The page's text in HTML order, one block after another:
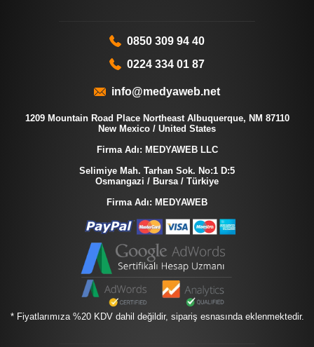
0850 309 94 40
0224 334 01 87
info@medyaweb.net
1209 Mountain Road Place Northeast Albuquerque, NM 87110
New Mexico / United States
Firma Adı: MEDYAWEB LLC
Selimiye Mah. Tarhan Sok. No:1 D:5
Osmangazi / Bursa / Türkiye
Firma Adı: MEDYAWEB
* Fiyatlarımıza %20 KDV dahil değildir, sipariş esnasında eklenmektedir.